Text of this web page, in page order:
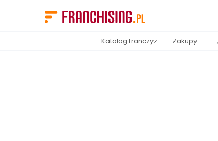
Katalog franczyz Zakupy